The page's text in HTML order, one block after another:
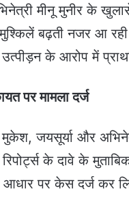
मीनू मुनीर के
बढ़ती नजर आ
के आरोप में
पर मामला दर्ज
मुकेश, जयसूर्या और
रिपोर्ट्स के दावे के
पर केस दर्ज कर